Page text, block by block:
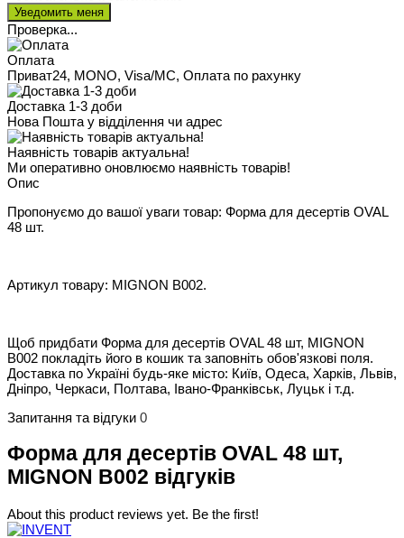
Проверка...
Оплата
Приват24, MONO, Visa/MC, Оплата по рахунку
Доставка 1-3 доби
Нова Пошта у відділення чи адрес
Наявність товарів актуальна!
Ми оперативно оновлюємо наявність товарів!
Опис
Пропонуємо до вашої уваги товар: Форма для десертів OVAL
48 шт.
Артикул товару: MIGNON B002.
Щоб придбати Форма для десертів OVAL 48 шт, MIGNON
B002 покладіть його в кошик та заповніть обов'язкові поля.
Доставка по Україні будь-яке місто: Київ, Одеса, Харків, Львів,
Дніпро, Черкаси, Полтава, Івано-Франківськ, Луцьк і т.д.
Запитання та відгуки 0
Форма для десертів OVAL 48 шт,
MIGNON B002 відгуків
About this product reviews yet. Be the first!